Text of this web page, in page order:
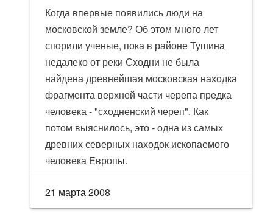
Когда впервые появились люди на
московской земле? Об этом много лет
спорили ученые, пока в районе Тушина
недалеко от реки Сходни не была
найдена древнейшая московская находка
фрагмента верхней части черепа предка
человека - "сходненский череп". Как
потом выяснилось, это - одна из самых
древних северных находок ископаемого
человека Европы.
21 марта 2008